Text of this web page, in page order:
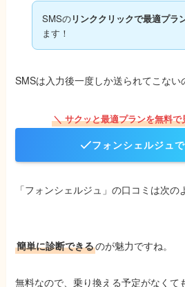
SMSのリンククリックで最適プラ
ます！
SMSは入力後一度しか送られてこない
＼ サクッと最適プランを無料
フォンシェルジュ
「フォンシェルジュ」の口コミは次の
簡単に診断できるのが魅力ですね。
無料なので、乗り換える予定がなくて